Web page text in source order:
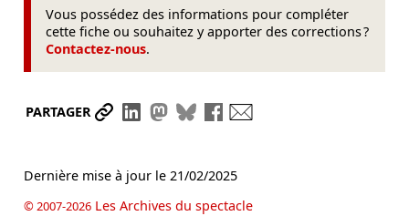
Vous possédez des informations pour compléter
cette fiche ou souhaitez y apporter des corrections ?
Contactez-nous.
PARTAGER Partager le lien
Partager sur LinkedIn
Partager sur Mastodon
Partager sur Bluesky
Partager sur Facebook
Dernière mise à jour le 21/02/2025
© 2007-2026Les Archives du spectacle